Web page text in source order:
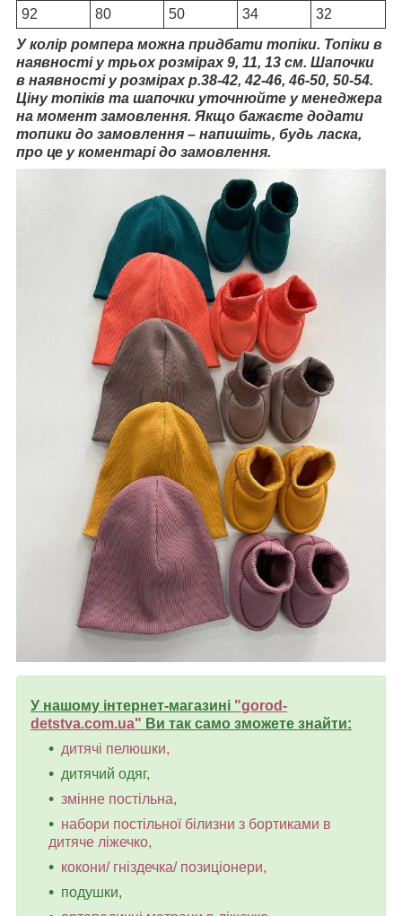
92
80 50 34
32
У колір ромпера можна придбати топіки. Топіки в
наявності у трьох розмірах 9, 11, 13 см. Шапочки
в наявності у розмірах р.38-42, 42-46, 46-50, 50-54.
Ціну топіків та шапочки уточнюйте у менеджера
на момент замовлення. Якщо бажаєте додати
топики до замовлення – напишіть, будь ласка,
про це у коментарі до замовлення.
У нашому інтернет-магазині "gorod-
detstva.com.ua" Ви так само зможете знайти:
дитячі пелюшки,
дитячий одяг,
змінне постільна,
набори постільної білизни з бортиками в
дитяче ліжечко,
кокони/ гніздечка/ позиціонери,
подушки,